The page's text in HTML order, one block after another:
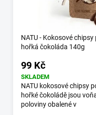
NATU - Kokosové
hořká čokoláda 140g
99 Kč
SKLADEM
NATU kokosové chipsy
hořké čokoládě jsou
poloviny obalené v